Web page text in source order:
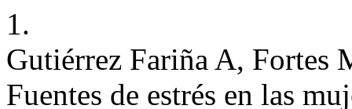
1.
Gutiérrez Fariña A, Fortes
Fuentes de estrés en las